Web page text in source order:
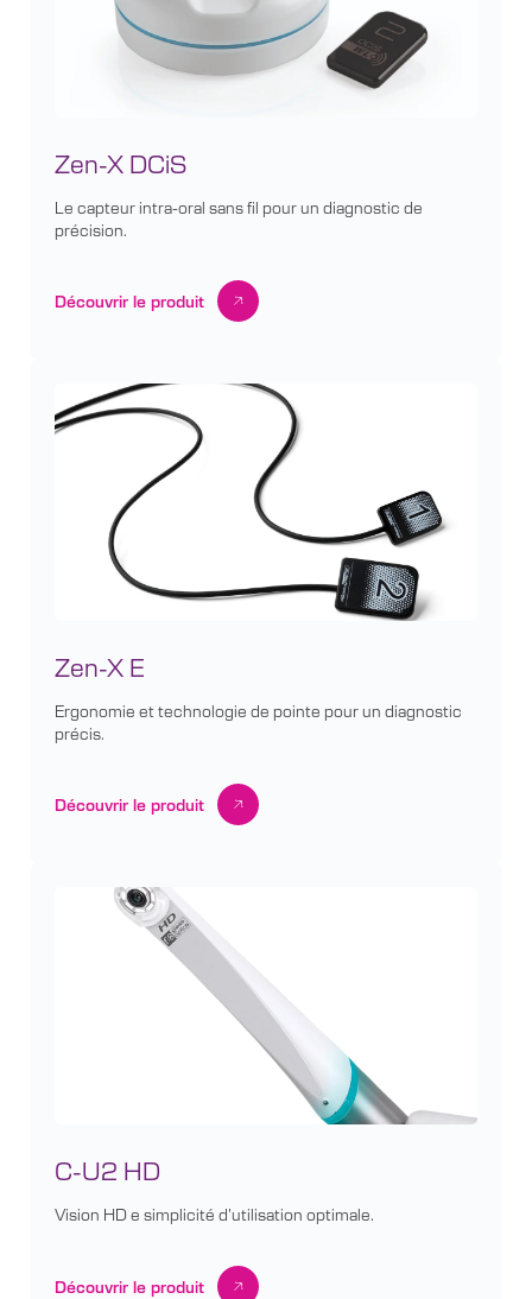
Zen-X DCiS
Le capteur intra-oral sans fil pour un diagnostic de
précision.
Découvrir le produit
Zen-X E
Ergonomie et technologie de pointe pour un diagnostic
précis.
Découvrir le produit
C-U2 HD
Vision HD e simplicité d’utilisation optimale.
Découvrir le produit